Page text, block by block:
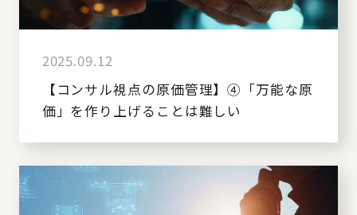
2025.09.12
【コンサル視点の原価管理】④「万能な原
価」を作り上げることは難しい